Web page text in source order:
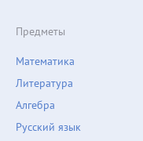
Предметы
Математика
Литература
Алгебра
Русский язык